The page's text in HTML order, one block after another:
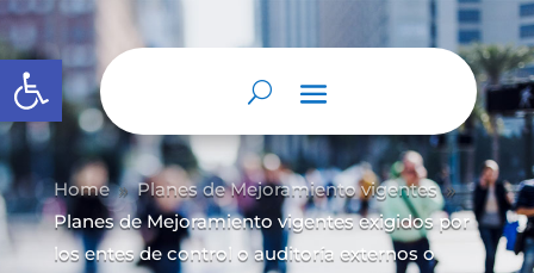
Abrir barra de herramientas
Home 9 Planes de Mejoramiento vigentes 9
Planes de Mejoramiento vigentes exigidos por
los entes de control o auditoría externos o